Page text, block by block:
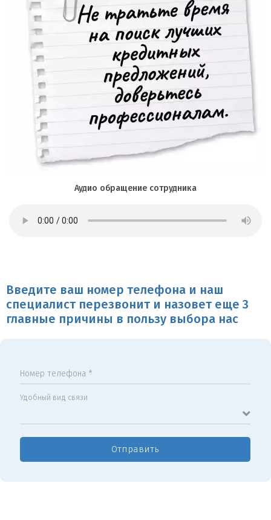
Аудио обращение сотрудника
Введите ваш номер телефона и наш
специалист перезвонит и назовет еще 3
главные причины в пользу выбора нас
Номер телефона *
Удобный вид связи
Отправить